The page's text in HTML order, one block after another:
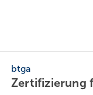
btga
Zertifizierung